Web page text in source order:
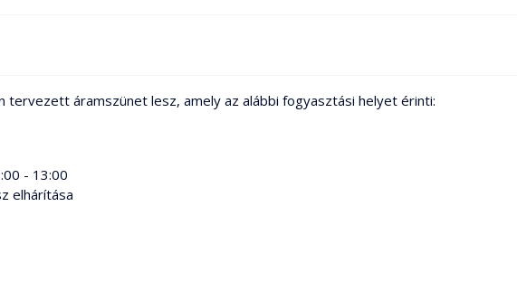
tervezett áramszünet lesz, amely az alábbi fogyasztási helyet érinti:
- 13:00
elhárítása